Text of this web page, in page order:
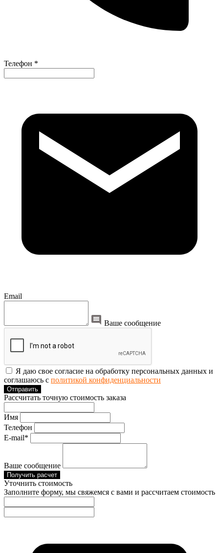
Телефон *
Email
Ваше сообщение
Я даю свое согласие на обработку персональных данных и
соглашаюсь с политикой конфиденциальности
Отправить
Рассчитать точную стоимость заказа
Имя
Телефон
E-mail*
Ваше сообщение
Получить расчет
Уточнить стоимость
Заполните форму, мы свяжемся с вами и рассчитаем стоимость